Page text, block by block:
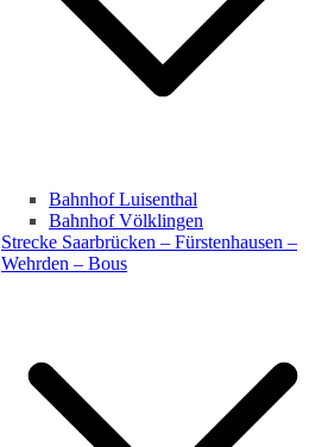
Bahnhof Luisenthal
Bahnhof Völklingen
Strecke Saarbrücken – Fürstenhausen –
Wehrden – Bous